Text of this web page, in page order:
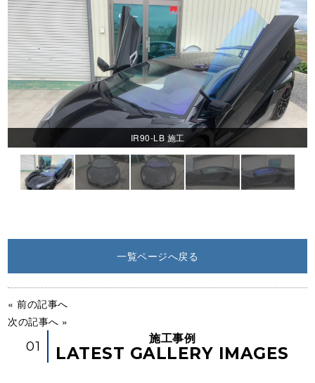
IR90-LB 施工
施工前
一覧ページへ戻る
« 前の記事へ
次の記事へ »
01
施工事例
LATEST GALLERY IMAGES